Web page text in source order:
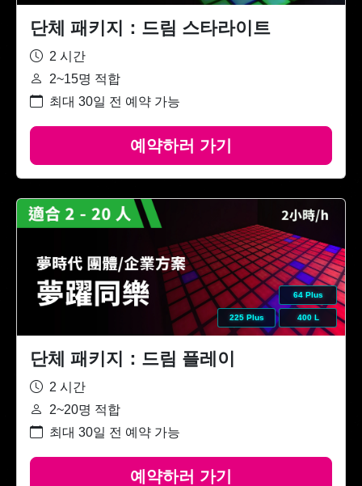
단체 패키지：드림 스타라이트
2 시간
2~15명 적합
최대 30일 전 예약 가능
예약하러 가기
64 Plus
225 Plus 400 L
단체 패키지：드림 플레이
2 시간
2~20명 적합
최대 30일 전 예약 가능
예약하러 가기